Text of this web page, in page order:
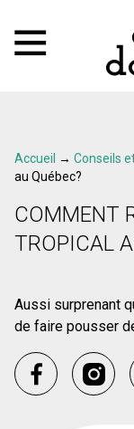
Accueil → Conseils
au Québec?
COMMENT
TROPICAL
Aussi surprenant
de faire pousser